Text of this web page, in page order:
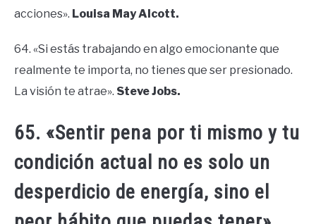
acciones». Louisa May Alcott.
64. «Si estás trabajando en algo emocionante que
realmente te importa, no tienes que ser presionado.
La visión te atrae». Steve Jobs.
65. «Sentir pena por ti mismo y tu
condición actual no es solo un
desperdicio de energía, sino el